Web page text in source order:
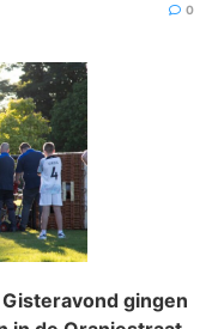
0
gingen